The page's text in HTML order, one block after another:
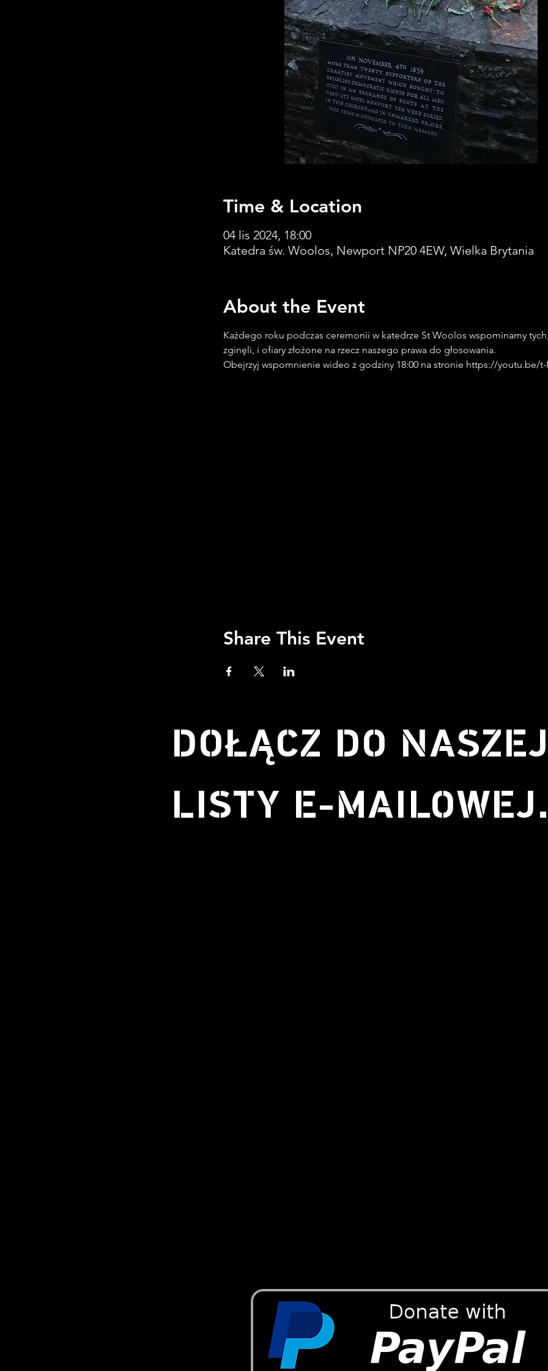
Time & Location
04 lis 2024, 18:00
Katedra św. Woolos, Newport NP20 4EW, Wielka Brytania
About the Event
Każdego roku podczas ceremonii w katedrze St Woolos wspominamy
zginęli, i ofiary złożone na rzecz naszego prawa do głosowania.
Obejrzyj wspomnienie wideo z godziny 18:00 na stronie https://youtu.be/t-
Share This Event
DOŁĄCZ DO
LISTY E-